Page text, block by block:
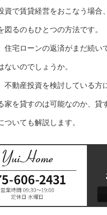
資で賃貸経営をおこなう場合
図るのもひとつの方法です。
住宅ローンの返済がまだ続い
ないのでしょうか。
不動産投資を検討している方
家を貸すのは可能なのか、貸
ついても解説します。